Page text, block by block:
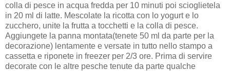
colla di pesce in acqua fredda per 10 minuti poi scioglietela
in 20 ml di latte. Mescolate la ricotta con lo yogurt e lo
zucchero, unite la frutta a tocchetti e la colla di pesce.
Aggiungete la panna montata(tenete 50 ml da parte per la
decorazione) lentamente e versate in tutto nello stampo a
cassetta e riponete in freezer per 2/3 ore. Prima di servire
decorate con le altre pesche tenute da parte qualche